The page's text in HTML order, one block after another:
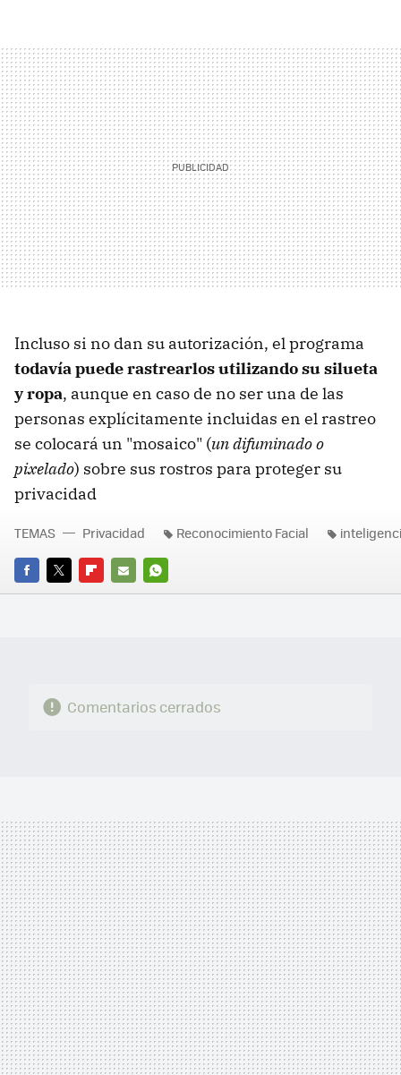
Incluso si no dan su autorización, el programa
todavía puede rastrearlos utilizando su silueta
y ropa, aunque en caso de no ser una de las
personas explícitamente incluidas en el rastreo
se colocará un "mosaico" (un difuminado o
pixelado) sobre sus rostros para proteger su
privacidad
FACEBOOK
TWITTERFLIPBOARD
E-
WHATSAPP
TEMAS Privacidad Reconocimiento Facial
Comentarios cerrados